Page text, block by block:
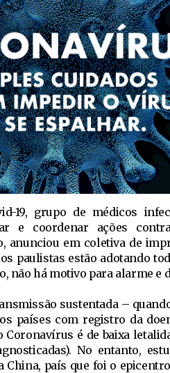
19, grupo de médicos
e coordenar ações
anunciou em coletiva de
paulistas estão adotando
não há motivo para alarme e
sustentada –
países com registro da
é de baixa
No entanto,
China, país que foi o